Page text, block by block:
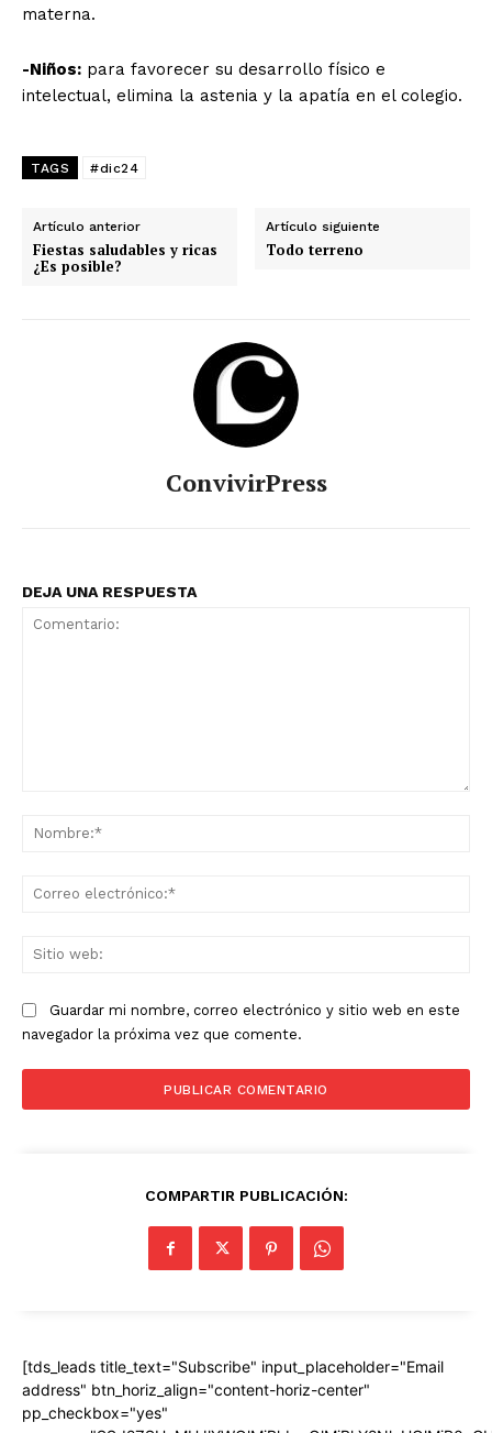
materna.
-Niños: para favorecer su desarrollo físico e
intelectual, elimina la astenia y la apatía en el colegio.
TAGS #dic24
Artículo anterior
Fiestas saludables y ricas
¿Es posible?
Artículo siguiente
Todo terreno
ConvivirPress
DEJA UNA RESPUESTA
Guardar mi nombre, correo electrónico y sitio web en este
navegador la próxima vez que comente.
COMPARTIR PUBLICACIÓN:
[tds_leads title_text="Subscribe" input_placeholder="Email
address" btn_horiz_align="content-horiz-center"
pp_checkbox="yes"